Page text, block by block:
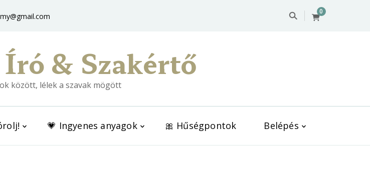
0
& Szakértő
között, lélek a szavak mögött
💗 Ingyenes anyagok 🎀 Hűségpontok Belépés